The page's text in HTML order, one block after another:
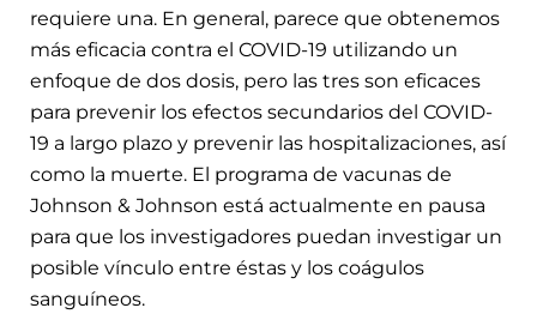
requiere una. En general, parece que obtenemos
más eficacia contra el COVID-19 utilizando un
enfoque de dos dosis, pero las tres son eficaces
para prevenir los efectos secundarios del COVID-
19 a largo plazo y prevenir las hospitalizaciones, así
como la muerte. El programa de vacunas de
Johnson & Johnson está actualmente en pausa
para que los investigadores puedan investigar un
posible vínculo entre éstas y los coágulos
sanguíneos.